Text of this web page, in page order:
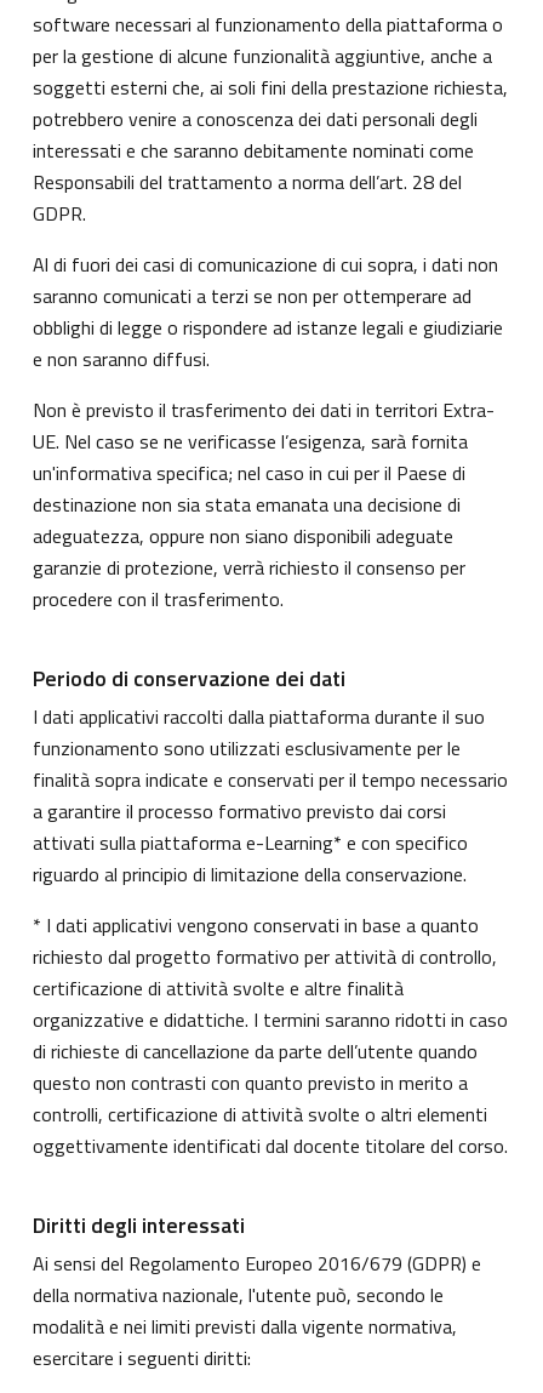
software necessari al funzionamento della piattaforma o
per la gestione di alcune funzionalità aggiuntive, anche a
soggetti esterni che, ai soli fini della prestazione richiesta,
potrebbero venire a conoscenza dei dati personali degli
interessati e che saranno debitamente nominati come
Responsabili del trattamento a norma dell’art. 28 del
GDPR.
Al di fuori dei casi di comunicazione di cui sopra, i dati non
saranno comunicati a terzi se non per ottemperare ad
obblighi di legge o rispondere ad istanze legali e giudiziarie
e non saranno diffusi.
Non è previsto il trasferimento dei dati in territori Extra-
UE. Nel caso se ne verificasse l’esigenza, sarà fornita
un'informativa specifica; nel caso in cui per il Paese di
destinazione non sia stata emanata una decisione di
adeguatezza, oppure non siano disponibili adeguate
garanzie di protezione, verrà richiesto il consenso per
procedere con il trasferimento.
Periodo di conservazione dei dati
I dati applicativi raccolti dalla piattaforma durante il suo
funzionamento sono utilizzati esclusivamente per le
finalità sopra indicate e conservati per il tempo necessario
a garantire il processo formativo previsto dai corsi
attivati sulla piattaforma e-Learning* e con specifico
riguardo al principio di limitazione della conservazione.
* I dati applicativi vengono conservati in base a quanto
richiesto dal progetto formativo per attività di controllo,
certificazione di attività svolte e altre finalità
organizzative e didattiche. I termini saranno ridotti in caso
di richieste di cancellazione da parte dell’utente quando
questo non contrasti con quanto previsto in merito a
controlli, certificazione di attività svolte o altri elementi
oggettivamente identificati dal docente titolare del corso.
Diritti degli interessati
Ai sensi del Regolamento Europeo 2016/679 (GDPR) e
della normativa nazionale, l'utente può, secondo le
modalità e nei limiti previsti dalla vigente normativa,
esercitare i seguenti diritti: